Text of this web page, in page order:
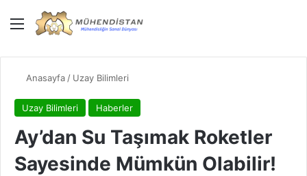
Menü
Anasayfa / Uzay Bilimleri
Uzay Bilimleri Haberler
Ay’dan Su Taşımak Roketler
Sayesinde Mümkün Olabilir!